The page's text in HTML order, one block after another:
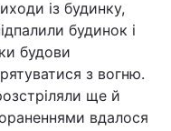
із будинку,
будинок і
будови
з вогню.
ще й
вдалося